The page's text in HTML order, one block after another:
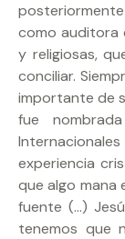
como auditora
y religiosas,
conciliar.
importante de
fue
experiencia
que algo mana
fuente (…)
tenemos que